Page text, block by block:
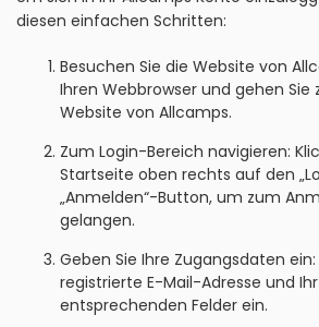
diesen einfachen Schritten:
Besuchen Sie die Website von
Ihren Webbrowser und gehen Sie
Website von Allcamps.
Zum Login-Bereich navigieren:
Startseite oben rechts auf den
„Anmelden“-Button, um zum
gelangen.
Geben Sie Ihre Zugangsdaten
registrierte E-Mail-Adresse und
entsprechenden Felder ein.